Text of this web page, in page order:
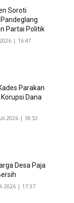
Soroti
Partai Politik
| 16:47
Parakan
Dana
2026 | 18:32
Desa Paja
2026 | 17:37